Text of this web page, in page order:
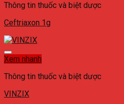
Thông tin thuốc và biệt dược
Ceftriaxon 1g
Xem nhanh
Thông tin thuốc và biệt dược
VINZIX